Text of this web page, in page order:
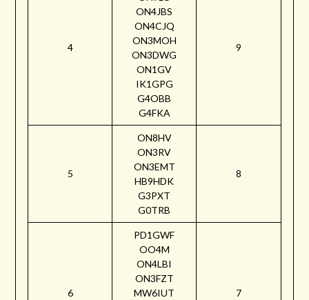
4
ON4JBS
ON4CJQ
ON3MOH
ON3DWG
ON1GV
IK1GPG
G4OBB
G4FKA
9
5
ON8HV
ON3RV
ON3EMT
HB9HDK
G3PXT
G0TRB
8
6
PD1GWF
OO4M
ON4LBI
ON3FZT
MW6IUT
7